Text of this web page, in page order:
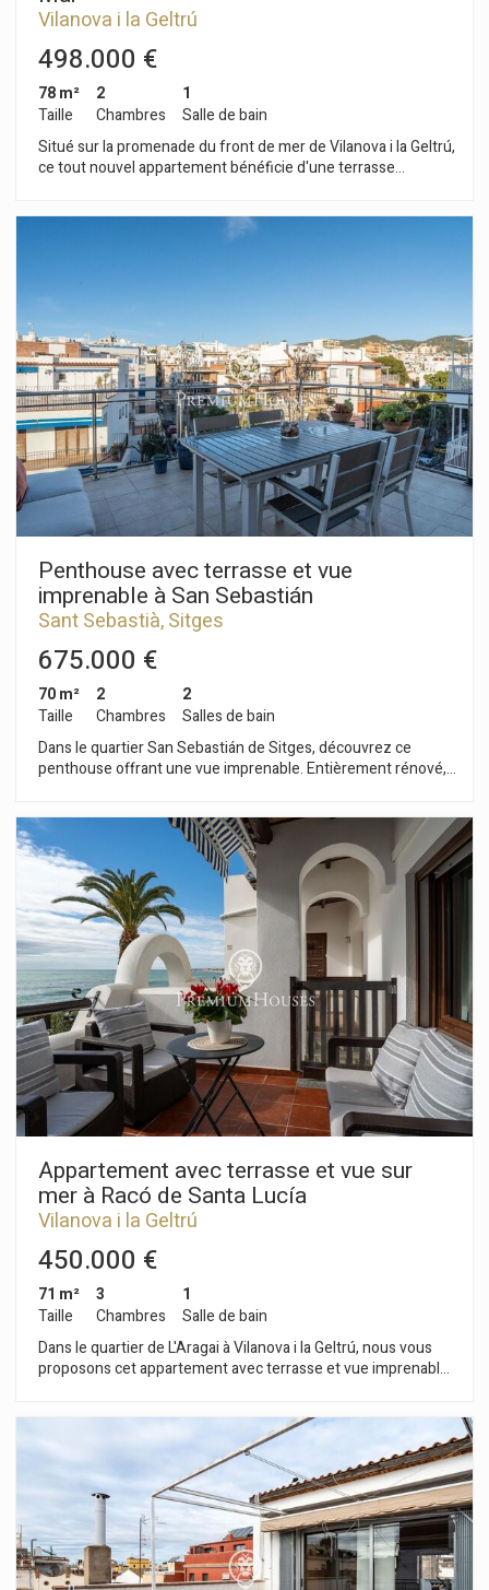
Vilanova i la Geltrú
498.000 €
78 m²
Taille
2
Chambres
1
Salle de bain
Situé sur la promenade du front de mer de Vilanova i la Geltrú,
ce tout nouvel appartement bénéficie d'une terrasse
appartements. Un garage privatif de 15 m² est disponible à
cuisine ouverte sur le salon et donnant sur une grande
espace buanderie séparé est également aménagé dans cet
espace. L'espace nuit se compose de deux chambres
doubles, chacune avec accès à un balcon, et d'une salle de
bains complète. Cet appartement d'angle, lumineux et aéré,
bénéficie de finitions haut de gamme et de stores
électriques. L'appartement est situé sur la promenade du
front de mer, entouré de restaurants et de promenades, et se
trouve à quelques pas des plages et du centre de Vilanova i la
Geltrú.
Penthouse avec terrasse et vue
imprenable à San Sebastián
Sant Sebastià, Sitges
675.000 €
70 m²
Taille
2
Chambres
2
Salles de bain
Dans le quartier San Sebastián de Sitges, découvrez ce
penthouse offrant une vue imprenable. Entièrement rénové,
immeuble avec ascenseur. L'espace de vie comprend un
séjour/salle à manger lumineux et aéré donnant sur une
grande terrasse panoramique. Attenants au séjour, vous
trouverez une cuisine indépendante ainsi qu'une buanderie.
L'espace nuit se compose de deux chambres : une chambre
double avec salle de bains privative et une chambre
individuelle donnant accès à la buanderie. Une salle de bains
complète dessert l'ensemble de l'appartement. Ce
penthouse est situé dans le quartier San Sebastián de Sitges,
un quartier réputé pour sa proximité avec tous les
commerces et services essentiels, ainsi qu'avec le centre-
ville.
Appartement avec terrasse et vue sur
mer à Racó de Santa Lucía
Vilanova i la Geltrú
450.000 €
71 m²
Taille
3
Chambres
1
Salle de bain
Dans le quartier de L'Aragai à Vilanova i la Geltrú, nous vous
proposons cet appartement avec terrasse et vue imprenable
manger lumineux et une cuisine américaine avec vue sur mer.
Il dispose de trois chambres : deux chambres doubles et une
chambre simple. Une salle de bain complète dessert
l'ensemble de l'appartement. Le quartier de Racó de Santa
Lucía à Vilanova i la Geltrú est connu pour sa tranquillité tout
au long de l'année, tout en offrant un excellent accès à
l'autoroute, à l'aéroport et au centre-ville.